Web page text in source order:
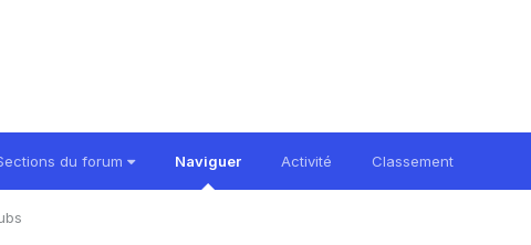
du forum Naviguer Activité Classement